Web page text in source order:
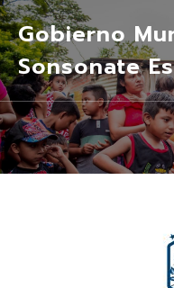
Gobierno
Sonsonate